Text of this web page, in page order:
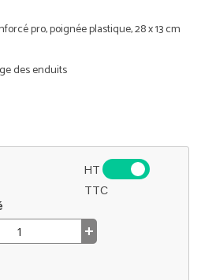
pro, poignée plastique, 28 x 13 cm
des enduits
HT
TTC
+